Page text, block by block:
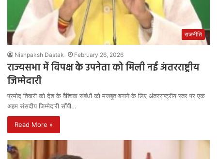
राजनीति
Nishpaksh Dastak February 26, 2026
राज्यसभा में विपक्ष के उपनेता को मिली नई अंतरराष्ट्रीय
जिम्मेदारी
प्रमोद तिवारी को देश के वैश्विक संबंधों को मजबूत बनाने के लिए अंतरराष्ट्रीय स्तर पर एक
अहम संसदीय जिम्मेदारी सौंपी…
Read More »